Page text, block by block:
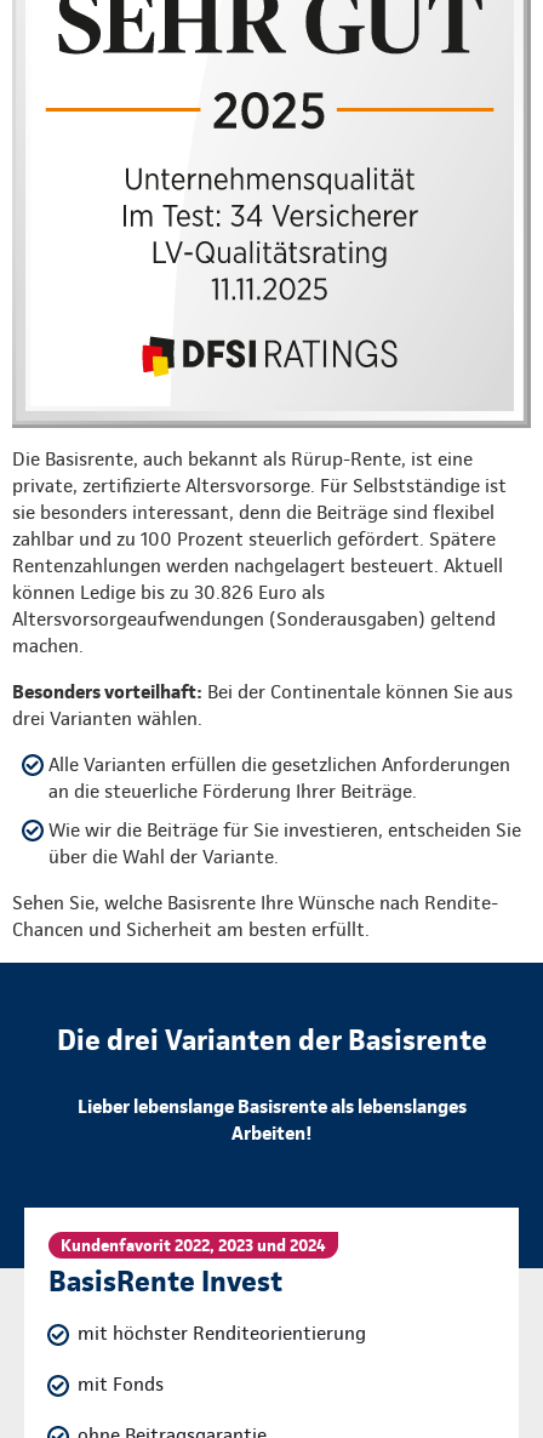
Die Basisrente, auch bekannt als Rürup-Rente, ist eine
private, zertifizierte Altersvorsorge. Für Selbstständige ist
sie besonders interessant, denn die Beiträge sind flexibel
zahlbar und zu 100 Prozent steuerlich gefördert. Spätere
Rentenzahlungen werden nachgelagert besteuert. Aktuell
können Ledige bis zu 30.826 Euro als
Altersvorsorgeaufwendungen (Sonderausgaben) geltend
machen.
Besonders vorteilhaft: Bei der Continentale können Sie aus
drei Varianten wählen.
Alle Varianten erfüllen die gesetzlichen Anforderungen
an die steuerliche Förderung Ihrer Beiträge.
Wie wir die Beiträge für Sie investieren, entscheiden Sie
über die Wahl der Variante.
Sehen Sie, welche Basisrente Ihre Wünsche nach Rendite-
Chancen und Sicherheit am besten erfüllt.
Die drei Varianten der Basisrente
Lieber lebenslange Basisrente als lebenslanges
Arbeiten!
Kundenfavorit 2022, 2023 und 2024
BasisRente Invest
mit höchster Renditeorientierung
mit Fonds